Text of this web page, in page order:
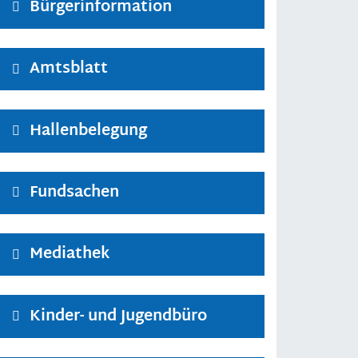
Bürgerinformation
Amtsblatt
Hallenbelegung
Fundsachen
Mediathek
Kinder- und Jugendbüro